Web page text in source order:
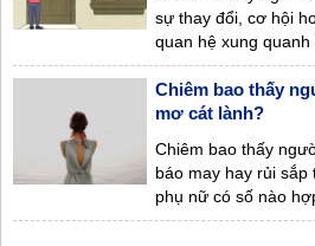
sự thay đổi, cơ hội
quan hệ xung quanh
Chiêm bao thấy
mơ cát lành?
Chiêm bao thấy
báo may hay rủi
phụ nữ có số nào